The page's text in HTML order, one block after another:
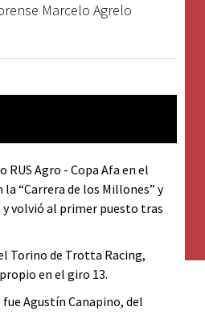
Marcelo Agrelo
Agro - Copa Afa en el
“Carrera de los Millones” y
volvió al primer puesto tras
Torino de Trotta Racing,
en el giro 13.
Agustín Canapino, del